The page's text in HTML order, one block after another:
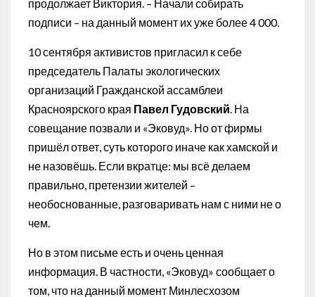
продолжает Виктория. – Начали собирать
подписи – на данный момент их уже более 4 000.
10 сентября активистов пригласил к себе
председатель Палаты экологических
организаций Гражданской ассамблеи
Красноярского края Павел Гудовский. На
совещание позвали и «Эковуд». Но от фирмы
пришёл ответ, суть которого иначе как хамской и
не назовёшь. Если вкратце: мы всё делаем
правильно, претензии жителей –
необоснованные, разговаривать нам с ними не о
чем.
Но в этом письме есть и очень ценная
информация. В частности, «Эковуд» сообщает о
том, что на данный момент Минлесхозом